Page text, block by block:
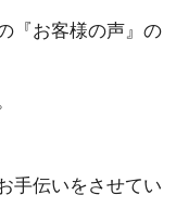
『お客様の声』の
手伝いをさせてい